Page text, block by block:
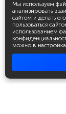
Мы используем
анализировать
сайтом и делать
пользоваться
использованием
можно в